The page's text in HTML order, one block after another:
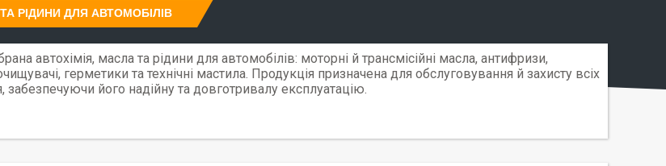
ТА РІДИНИ ДЛЯ АВТОМОБІЛІВ
автохімія, масла та рідини для автомобілів: моторні й трансмісійні масла, антифризи,
герметики та технічні мастила. Продукція призначена для обслуговування й захисту всіх
забезпечуючи його надійну та довготривалу експлуатацію.